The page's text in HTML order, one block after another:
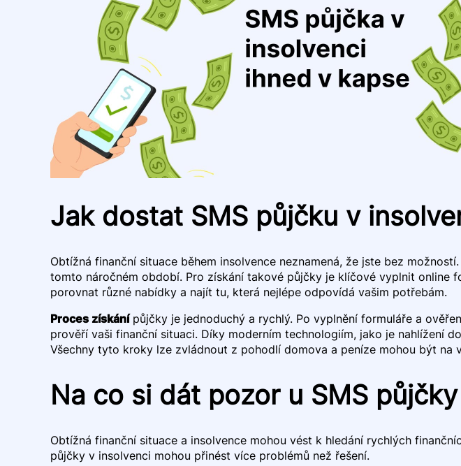
Jak dostat SMS půjčku v
Obtížná finanční situace během insolvence neznamená, že jste bez
tomto náročném období. Pro získání takové půjčky je klíčové vyplnit online
porovnat různé nabídky a najít tu, která nejlépe odpovídá vašim potřebám.
Proces získánípůjčky je jednoduchý a rychlý. Po vyplnění formuláře a
prověří vaši finanční situaci. Díky moderním technologiím, jako je nahlížení
Všechny tyto kroky lze zvládnout z pohodlí domova a peníze mohou být na
Na co si dát pozor u SMS
Obtížná finanční situace a insolvence mohou vést k hledání rychlých
půjčky v insolvenci mohou přinést více problémů než řešení.